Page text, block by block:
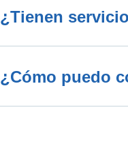
¿Tienen
¿Cómo puedo